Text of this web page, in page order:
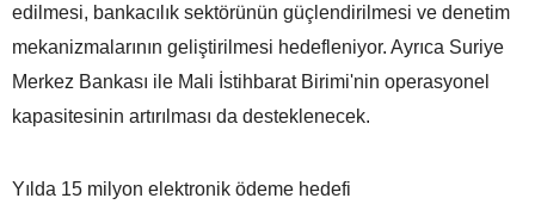
edilmesi, bankacılık sektörünün güçlendirilmesi ve denetim
mekanizmalarının geliştirilmesi hedefleniyor. Ayrıca Suriye
Merkez Bankası ile Mali İstihbarat Birimi'nin operasyonel
kapasitesinin artırılması da desteklenecek.
Yılda 15 milyon elektronik ödeme hedefi